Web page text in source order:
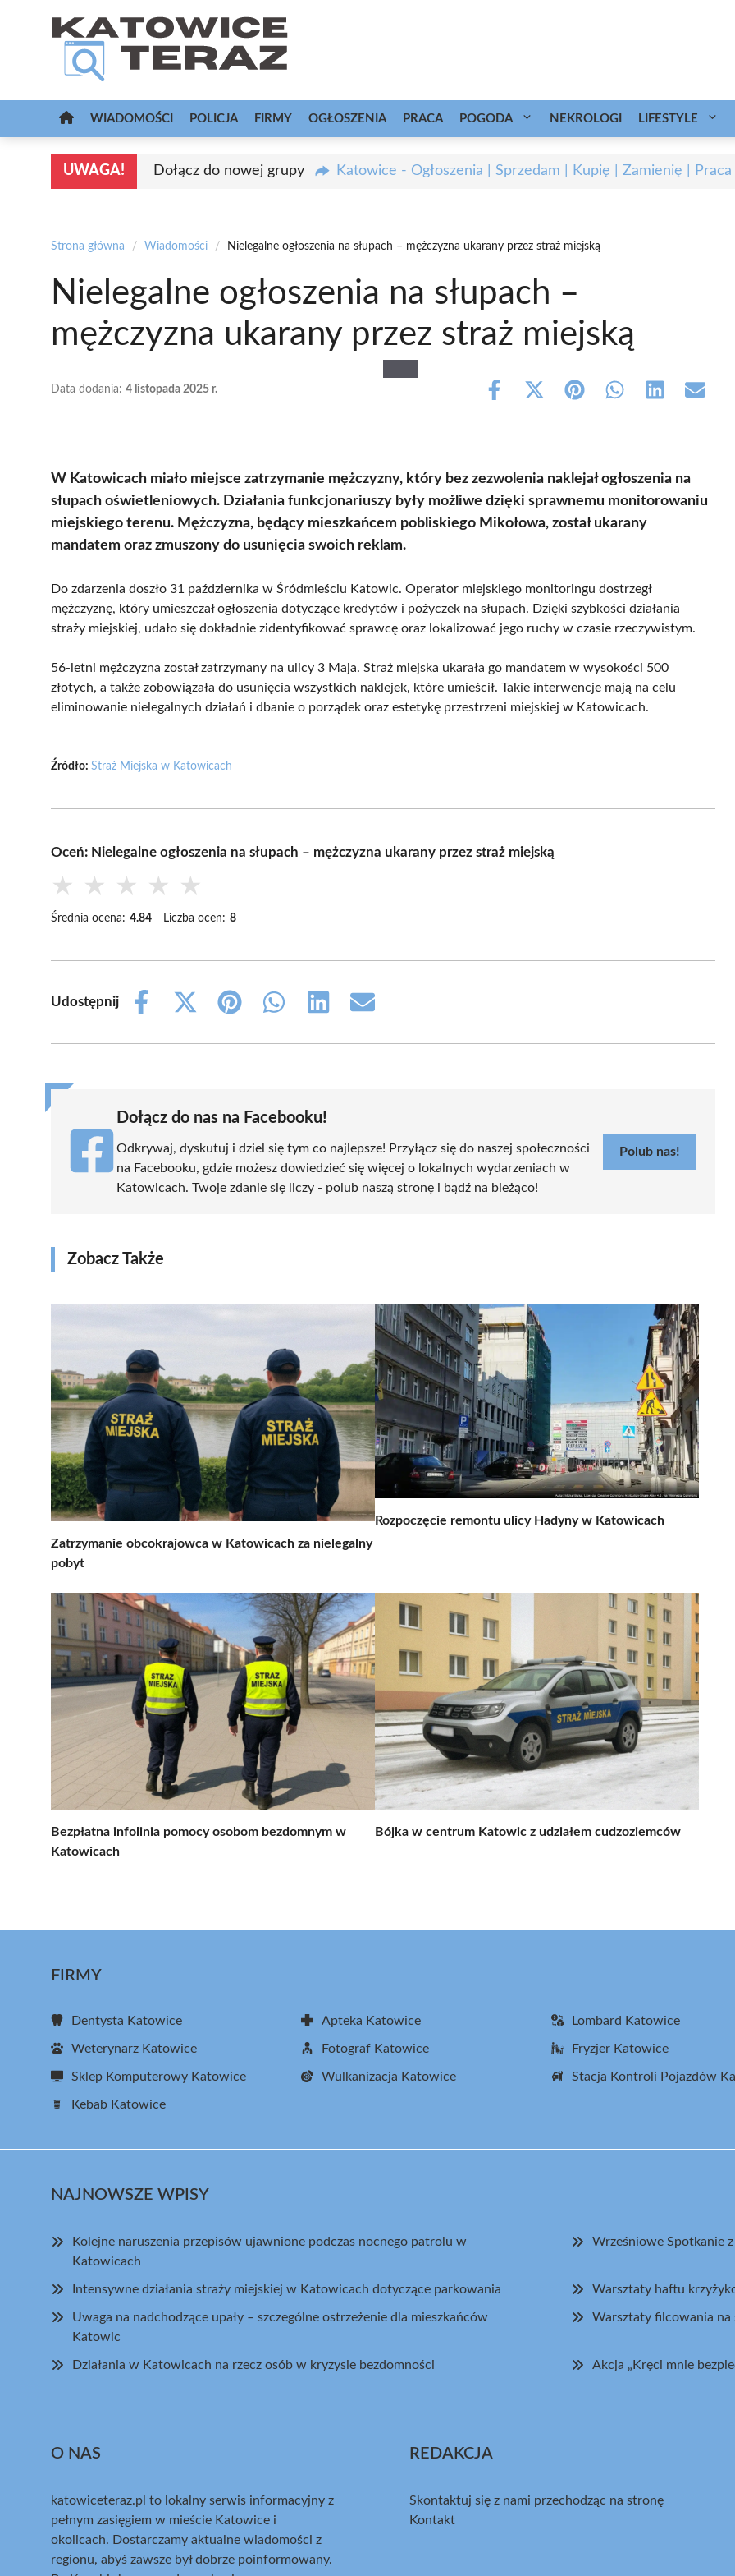
WIADOMOŚCI POLICJA FIRMY OGŁOSZENIA PRACA POGODA NEKROLOGI LIFESTYLE
UWAGA! Dołącz do nowej grupy Katowice - Ogłoszenia | Sprzedam | Kupię | Zamienię | Praca
Strona główna / Wiadomości / Nielegalne ogłoszenia na słupach – mężczyzna ukarany przez straż miejską
Nielegalne ogłoszenia na słupach –
mężczyzna ukarany przez straż miejską
Data dodania: 4 listopada 2025 r.
Share
Share
(Twitter)
Share Share Share Share
W Katowicach miało miejsce zatrzymanie mężczyzny, który bez zezwolenia naklejał ogłoszenia na
słupach oświetleniowych. Działania funkcjonariuszy były możliwe dzięki sprawnemu monitorowaniu
miejskiego terenu. Mężczyzna, będący mieszkańcem pobliskiego Mikołowa, został ukarany
mandatem oraz zmuszony do usunięcia swoich reklam.
Do zdarzenia doszło 31 października w Śródmieściu Katowic. Operator miejskiego monitoringu dostrzegł
mężczyznę, który umieszczał ogłoszenia dotyczące kredytów i pożyczek na słupach. Dzięki szybkości działania
straży miejskiej, udało się dokładnie zidentyfikować sprawcę oraz lokalizować jego ruchy w czasie rzeczywistym.
56-letni mężczyzna został zatrzymany na ulicy 3 Maja. Straż miejska ukarała go mandatem w wysokości 500
złotych, a także zobowiązała do usunięcia wszystkich naklejek, które umieścił. Takie interwencje mają na celu
eliminowanie nielegalnych działań i dbanie o porządek oraz estetykę przestrzeni miejskiej w Katowicach.
Źródło: Straż Miejska w Katowicach
Oceń: Nielegalne ogłoszenia na słupach – mężczyzna ukarany przez straż miejską
★ ★ ★ ★ ★
Średnia ocena: 4.84 Liczba ocen: 8
Udostępnij
Share
Share
(Twitter)
Share
Share
Share
Share
Dołącz do nas na Facebooku!
Odkrywaj, dyskutuj i dziel się tym co najlepsze! Przyłącz się do naszej społeczności
na Facebooku, gdzie możesz dowiedzieć się więcej o lokalnych wydarzeniach w
Katowicach. Twoje zdanie się liczy - polub naszą stronę i bądź na bieżąco!
Polub nas!
Zobacz Także
Zatrzymanie obcokrajowca w Katowicach za nielegalny
pobyt
Rozpoczęcie remontu ulicy Hadyny w Katowicach
Bezpłatna infolinia pomocy osobom bezdomnym w
Katowicach
Bójka w centrum Katowic z udziałem cudzoziemców
FIRMY
Dentysta Katowice Apteka Katowice Lombard Katowice
Weterynarz Katowice Fotograf Katowice Fryzjer Katowice
Sklep Komputerowy Katowice Wulkanizacja Katowice Stacja Kontroli Pojazdów
Kebab Katowice
NAJNOWSZE WPISY
Kolejne naruszenia przepisów ujawnione podczas nocnego patrolu w
Katowicach
Wrześniowe Spotkanie
Intensywne działania straży miejskiej w Katowicach dotyczące parkowania Warsztaty haftu
Uwaga na nadchodzące upały – szczególne ostrzeżenie dla mieszkańców
Katowic
Warsztaty filcowania
Działania w Katowicach na rzecz osób w kryzysie bezdomności Akcja „Kręci mnie
O NAS
katowiceteraz.pl to lokalny serwis informacyjny z
pełnym zasięgiem w mieście Katowice i
okolicach. Dostarczamy aktualne wiadomości z
regionu, abyś zawsze był dobrze poinformowany.
REDAKCJA
Skontaktuj się z nami przechodząc na stronę
Kontakt